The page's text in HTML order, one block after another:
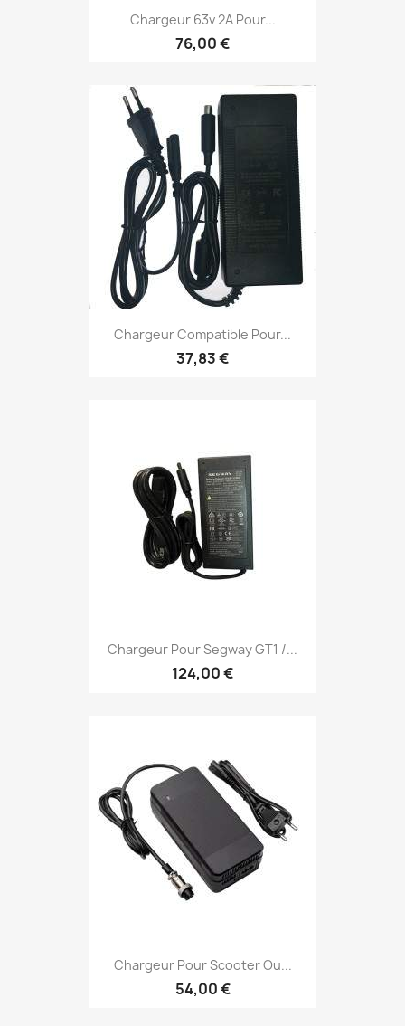
Chargeur 63v 2A Pour...
76,00 €
Chargeur Compatible Pour...
37,83 €
Chargeur Pour Segway GT1 /...
124,00 €
Chargeur Pour Scooter Ou...
54,00 €